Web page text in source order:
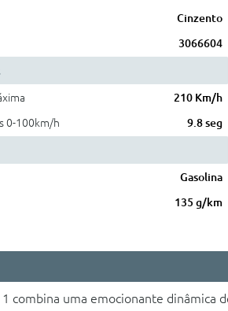
Cinzento
3066604
210 Km/h
0-100km/h
9.8 seg
Gasolina
135 g/km
combina uma emocionante dinâmica